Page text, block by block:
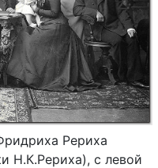
Рериха
Н.К.Рериха), с левой